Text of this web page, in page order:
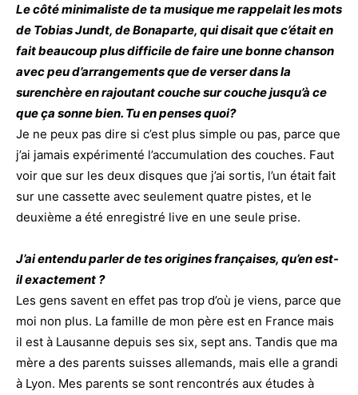
Le côté minimaliste de ta musique me rappelait les mots
de Tobias Jundt, de Bonaparte, qui disait que c’était en
fait beaucoup plus difficile de faire une bonne chanson
avec peu d’arrangements que de verser dans la
surenchère en rajoutant couche sur couche jusqu’à ce
que ça sonne bien. Tu en penses quoi?
Je ne peux pas dire si c’est plus simple ou pas, parce que
j’ai jamais expérimenté l’accumulation des couches. Faut
voir que sur les deux disques que j’ai sortis, l’un était fait
sur une cassette avec seulement quatre pistes, et le
deuxième a été enregistré live en une seule prise.
J’ai entendu parler de tes origines françaises, qu’en est-
il exactement ?
Les gens savent en effet pas trop d’où je viens, parce que
moi non plus. La famille de mon père est en France mais
il est à Lausanne depuis ses six, sept ans. Tandis que ma
mère a des parents suisses allemands, mais elle a grandi
à Lyon. Mes parents se sont rencontrés aux études à